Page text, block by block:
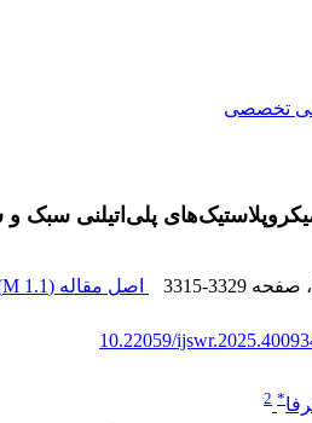
تخصصی
پلی‌اتیلنی سبک
، صفحه 3315-3329 اصل مقاله (1.1 M
10.22059/
*
2